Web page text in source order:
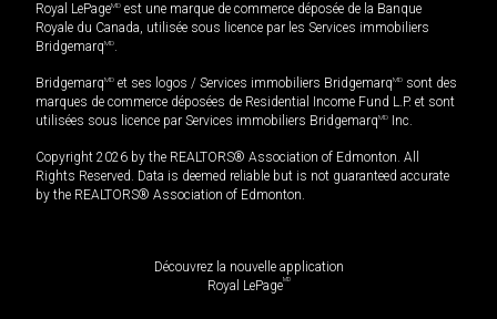
Royal LePageMD est une marque de commerce déposée de la Banque
Royale du Canada, utilisée sous licence par les Services immobiliers
BridgemarqMD.
BridgemarqMD et ses logos / Services immobiliers BridgemarqMD sont des
marques de commerce déposées de Residential Income Fund L.P. et sont
utilisées sous licence par Services immobiliers BridgemarqMD Inc.
Copyright 2026 by the REALTORS® Association of Edmonton. All
Rights Reserved. Data is deemed reliable but is not guaranteed accurate
by the REALTORS® Association of Edmonton.
Découvrez la nouvelle application
Royal LePageMD